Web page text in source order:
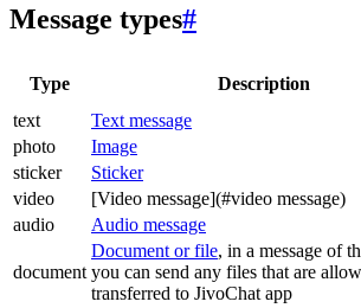
Message types#
Type Description
text
Text message
photo
Image
sticker
Sticker
video
[Video message](#video message)
audio
Audio message
document
Document or file, in a message of
you can send any files that are
transferred to JivoChat app